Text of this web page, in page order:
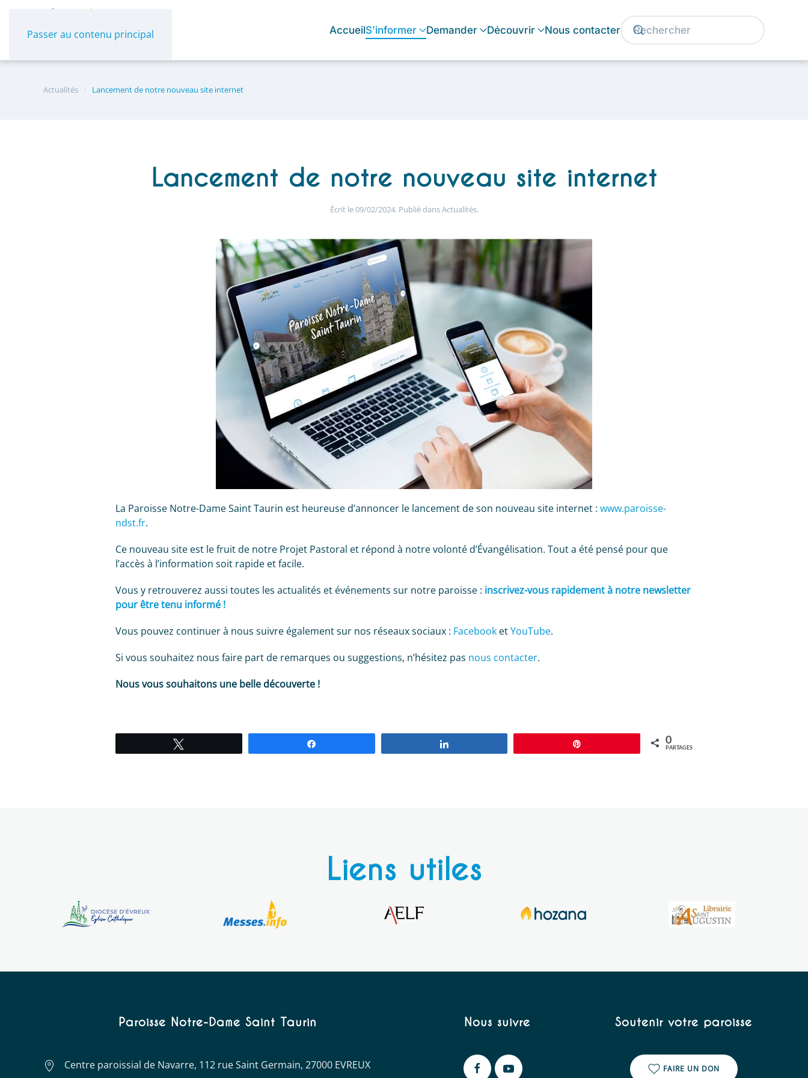
Passer au contenu principal AccueilS'informer Demander Découvrir Nous contacter
Actualités Lancement de notre nouveau site internet
Lancement de notre nouveau site internet
Écrit le09/02/2024. Publié dansActualités.
La Paroisse Notre-Dame Saint Taurin est heureuse d’annoncer le lancement de son nouveau site internet : www.paroisse-
ndst.fr.
Ce nouveau site est le fruit de notre Projet Pastoral et répond à notre volonté d’Évangélisation. Tout a été pensé pour que
l’accès à l’information soit rapide et facile.
Vous y retrouverez aussi toutes les actualités et événements sur notre paroisse : inscrivez-vous rapidement à notre newsletter
pour être tenu informé !
Vous pouvez continuer à nous suivre également sur nos réseaux sociaux : Facebook etYouTube.
Si vous souhaitez nous faire part de remarques ou suggestions, n’hésitez pas nous contacter.
Nous vous souhaitons une belle découverte !
0
PARTAGES
Liens utiles
Paroisse Notre-Dame Saint Taurin
Centre paroissial de Navarre, 112 rue Saint Germain, 27000 EVREUX
Nous suivre Soutenir votre paroisse
FAIRE UN DON
Panneau de gestion des cookies